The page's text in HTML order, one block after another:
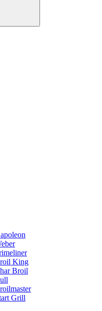
King
Broil
Grill